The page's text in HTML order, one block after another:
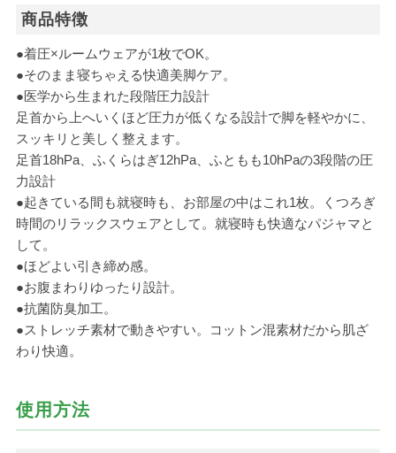
商品特徴
●着圧×ルームウェアが1枚でOK。
●そのまま寝ちゃえる快適美脚ケア。
●医学から生まれた段階圧力設計
足首から上へいくほど圧力が低くなる設計で脚を軽やかに、
スッキリと美しく整えます。
足首18hPa、ふくらはぎ12hPa、ふともも10hPaの3段階の圧
力設計
●起きている間も就寝時も、お部屋の中はこれ1枚。くつろぎ
時間のリラックスウェアとして。就寝時も快適なパジャマと
して。
●ほどよい引き締め感。
●お腹まわりゆったり設計。
●抗菌防臭加工。
●ストレッチ素材で動きやすい。コットン混素材だから肌ざ
わり快適。
使用方法